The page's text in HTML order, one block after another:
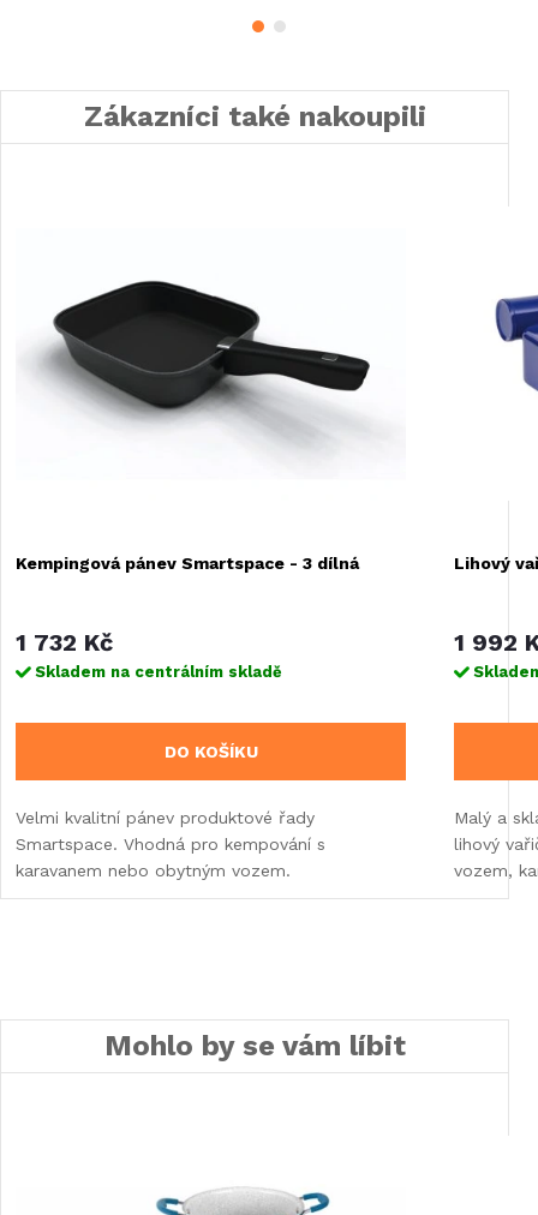
Zákazníci také nakoupili
Kempingová pánev Smartspace - 3 dílná
1 732 Kč
Skladem na centrálním skladě
DO KOŠÍKU
Velmi kvalitní pánev produktové řady
Smartspace. Vhodná pro kempování s
karavanem nebo obytným vozem.
Lihový
1 992
Malý a
lihový
vozem,
Mohlo by se vám líbit